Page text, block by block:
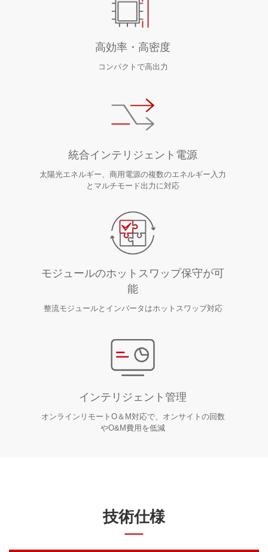
高効率・高密度
コンパクトで高出力
統合インテリジェント電源
太陽光エネルギー、商用電源の複数のエネルギー入力
とマルチモード出力に対応
モジュールのホットスワップ保守が可
能
整流モジュールとインバータはホットスワップ対応
インテリジェント管理
オンラインリモートO＆M対応で、オンサイトの回数
やO&M費用を低減
技術仕様